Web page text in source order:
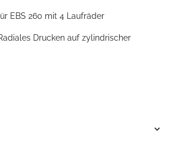
EBS 260 mit 4 Laufräder
Drucken auf zylindrischer